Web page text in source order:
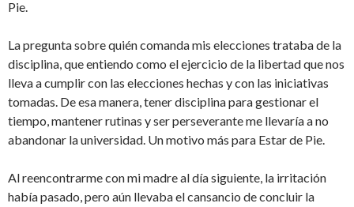
Pie.
La pregunta sobre quién comanda mis elecciones trataba de la
disciplina, que entiendo como el ejercicio de la libertad que nos
lleva a cumplir con las elecciones hechas y con las iniciativas
tomadas. De esa manera, tener disciplina para gestionar el
tiempo, mantener rutinas y ser perseverante me llevaría a no
abandonar la universidad. Un motivo más para Estar de Pie.
Al reencontrarme con mi madre al día siguiente, la irritación
había pasado, pero aún llevaba el cansancio de concluir la